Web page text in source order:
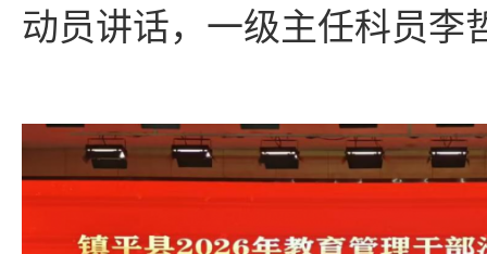
动员讲话，一级主任科员李